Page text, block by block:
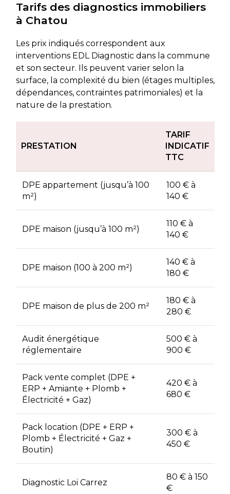
Tarifs des diagnostics immobiliers
à Chatou
Les prix indiqués correspondent aux
interventions EDL Diagnostic dans la commune
et son secteur. Ils peuvent varier selon la
surface, la complexité du bien (étages multiples,
dépendances, contraintes patrimoniales) et la
nature de la prestation.
PRESTATION
TARIF
INDICATIF
TTC
DPE appartement (jusqu’à 100
m²)
100 € à
140 €
DPE maison (jusqu’à 100 m²)
110 € à
140 €
DPE maison (100 à 200 m²)
140 € à
180 €
DPE maison de plus de 200 m²
180 € à
280 €
Audit énergétique
réglementaire
500 € à
900 €
Pack vente complet (DPE +
ERP + Amiante + Plomb +
Électricité + Gaz)
420 € à
680 €
Pack location (DPE + ERP +
Plomb + Électricité + Gaz +
Boutin)
300 € à
450 €
Diagnostic Loi Carrez
80 € à 150
€